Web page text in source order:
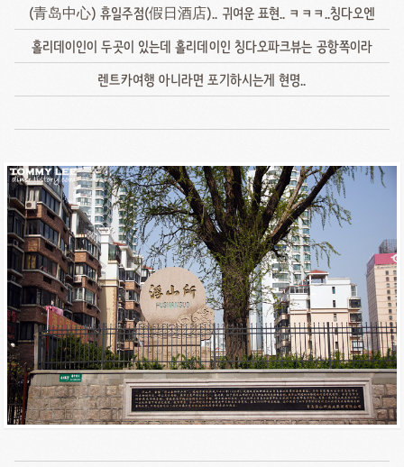
(青岛中心) 휴일주점(假日酒店).. 귀여운 표현.. ㅋㅋㅋ..칭다오엔
홀리데이인이 두곳이 있는데 홀리데이인 칭다오파크뷰는 공항쪽이라
렌트카여행 아니라면 포기하시는게 현명..